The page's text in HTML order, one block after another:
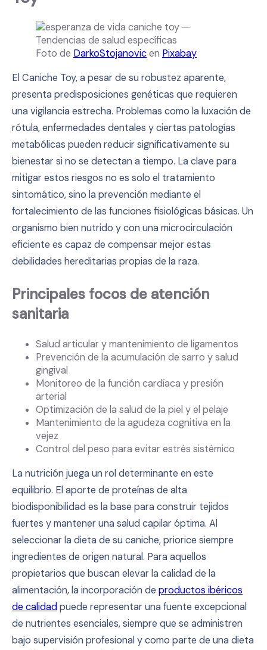
Foto de DarkoStojanovicen Pixabay
El Caniche Toy, a pesar de su robustez aparente,
presenta predisposiciones genéticas que requieren
una vigilancia estrecha. Problemas como la luxación de
rótula, enfermedades dentales y ciertas patologías
metabólicas pueden reducir significativamente su
bienestar si no se detectan a tiempo. La clave para
mitigar estos riesgos no es solo el tratamiento
sintomático, sino la prevención mediante el
fortalecimiento de las funciones fisiológicas básicas. Un
organismo bien nutrido y con una microcirculación
eficiente es capaz de compensar mejor estas
debilidades hereditarias propias de la raza.
Principales focos de atención
sanitaria
Salud articular y mantenimiento de ligamentos
Prevención de la acumulación de sarro y salud
gingival
Monitoreo de la función cardíaca y presión
arterial
Optimización de la salud de la piel y el pelaje
Mantenimiento de la agudeza cognitiva en la
vejez
Control del peso para evitar estrés sistémico
La nutrición juega un rol determinante en este
equilibrio. El aporte de proteínas de alta
biodisponibilidad es la base para construir tejidos
fuertes y mantener una salud capilar óptima. Al
seleccionar la dieta de su caniche, priorice siempre
ingredientes de origen natural. Para aquellos
propietarios que buscan elevar la calidad de la
alimentación, la incorporación de productos ibéricos
de calidadpuede representar una fuente excepcional
de nutrientes esenciales, siempre que se administren
bajo supervisión profesional y como parte de una dieta